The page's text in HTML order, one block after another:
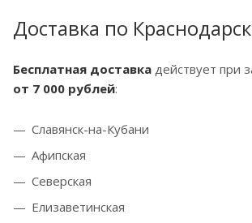
Доставка по
Бесплатная доставка действует при
от 7 000 рублей:
Славянск-на-Кубани
Афипская
Северская
Елизаветинская